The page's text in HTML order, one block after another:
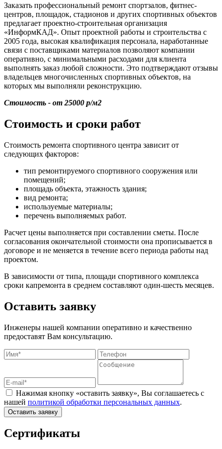
Заказать профессиональный ремонт спортзалов, фитнес-
центров, площадок, стадионов и других спортивных объектов
предлагает проектно-строительная организация
«ИнформКАД». Опыт проектной работы и строительства с
2005 года, высокая квалификация персонала, наработанные
связи с поставщиками материалов позволяют компании
оперативно, с минимальными расходами для клиента
выполнять заказ любой сложности. Это подтверждают отзывы
владельцев многочисленных спортивных объектов, на
которых мы выполняли реконструкцию.
Стоимость - от 25000 р/м2
Стоимость и сроки работ
Стоимость ремонта спортивного центра зависит от
следующих факторов:
тип ремонтируемого спортивного сооружения или
помещений;
площадь объекта, этажность здания;
вид ремонта;
используемые материалы;
перечень выполняемых работ.
Расчет цены выполняется при составлении сметы. После
согласования окончательной стоимости она прописывается в
договоре и не меняется в течение всего периода работы над
проектом.
В зависимости от типа, площади спортивного комплекса
сроки капремонта в среднем составляют один-шесть месяцев.
Оставить заявку
Инженеры нашей компании оперативно и качественно
предоставят Вам консультацию.
Нажимая кнопку «оставить заявку», Вы соглашаетесь с
нашей политикой обработки персональных данных.
Оставить заявку
Сертификаты